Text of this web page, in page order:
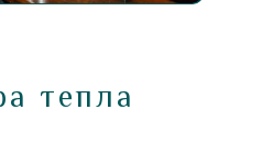
тепла